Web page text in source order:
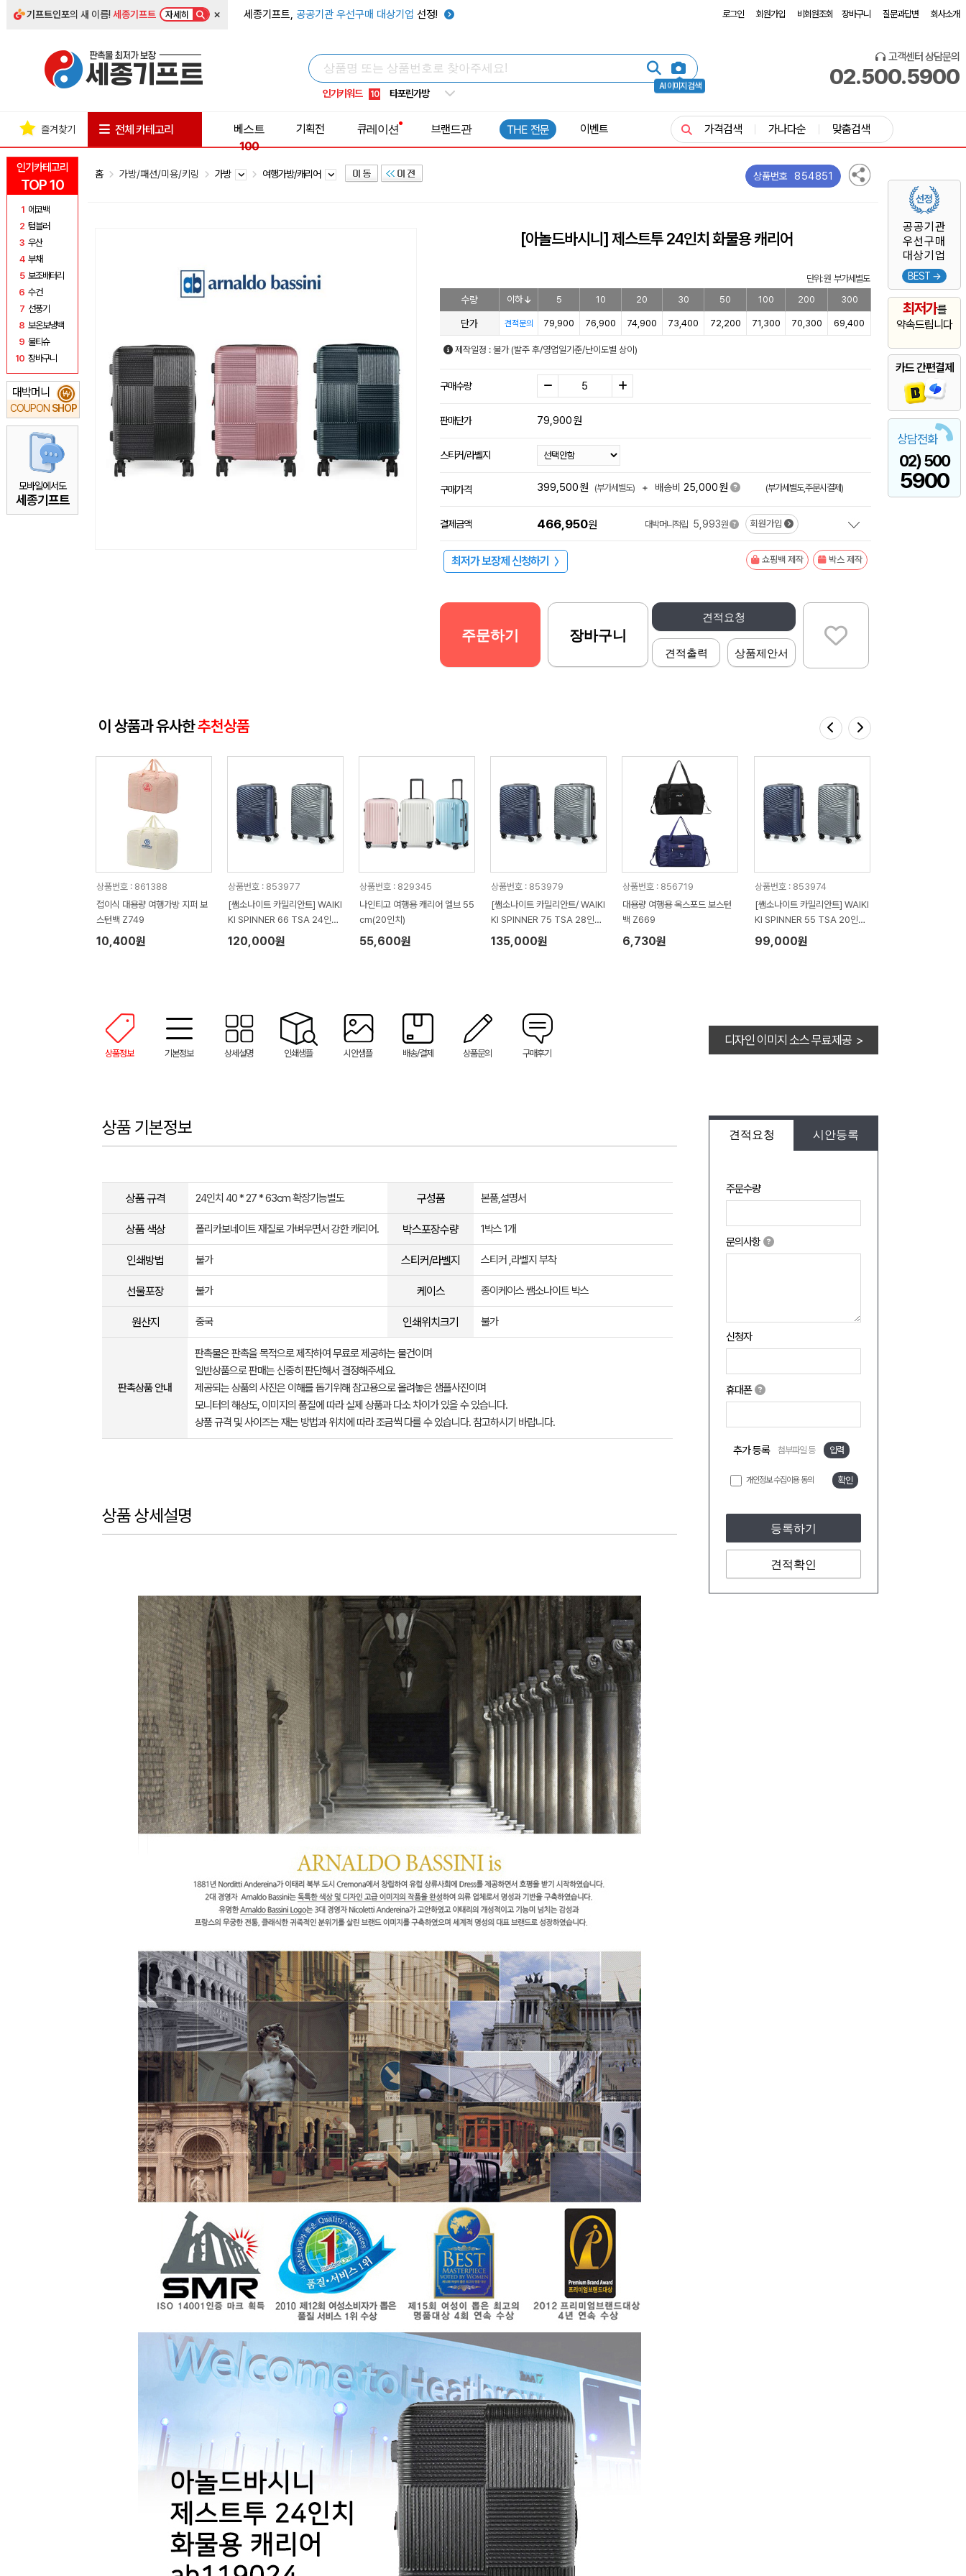
기프트인포의 새 이름!세종기프트 자세히 × 세종기프트, 공공기관 우선구매 대상기업 선정! 로그인 회원가입 비회원조회 장바구니 질문과답변 회사소개
AI 이미지 검색
인기키워드
7 텀블러
10 타포린가방
1 선풍기
고객센터 상담문의
02.500.5900
인기카테고리
TOP 10
1 에코백
2 텀블러
3 우산
4 부채
5 보조배터리
6 수건
7 선풍기
8 보온보냉백
9 물티슈
10 장바구니
대박머니
COUPON SHOP
₩
모바일에서도
세종기프트
공공기관
우선구매
대상기업
BEST →
최저가를
약속드립니다
카드 간편결제
상담전화
02) 500
5900
즐겨찾기 전체 카테고리
베스트
100
기획전 큐레이션 브랜드관 THE 전문 이벤트 가격검색 가나다순 맞춤검색
홈 가방/패션/미용/키링 가방 여행가방/캐리어 상품번호 854851
[아놀드바시니] 제스트투 24인치 화물용 캐리어
단위: 원 부가세별도
수량 이하 5 10 20 30 50 100 200 300
단가 견적문의 79,900 76,900 74,900 73,400 72,200 71,300 70,300 69,400
제작일정 : 불가 (발주 후/영업일기준/난이도별 상이)
구매수량
판매단가 79,900원
스티커/라벨지
구매가격 399,500원 (부가세별도) + 배송비 25,000원 (부가세별도,주문시결제)
결제금액 466,950원 대박머니적립 5,993원 회원가입
최저가 보장제 신청하기 〉 쇼핑백 제작 박스 제작
견적요청
견적출력 상품제안서
주문하기 장바구니
이 상품과 유사한추천상품
상품번호 : 861388
접이식 대용량 여행가방 지퍼 보
스턴백 Z749
10,400원
상품번호 : 853977
[쌤소나이트 카밀리안트] WAIKI
KI SPINNER 66 TSA 24인치
화물용 캐리어
120,000원
상품번호 : 829345
나인티고 여행용 캐리어 엘브 55
cm(20인치)
55,600원
상품번호 : 853979
[쌤소나이트 카밀리안트/ WAIKI
KI SPINNER 75 TSA 28인치
특대화물용캐리어
135,000원
상품번호 : 856719
대용량 여행용 옥스포드 보스턴
백 Z669
6,730원
상품번호 : 853974
[쌤소나이트 카밀리안트] WAIKI
KI SPINNER 55 TSA 20인치
기내용 캐리어
99,000원
상품정보 기본정보 상세설명 인쇄샘플 시안샘플 배송/결제 상품문의 구매후기
디자인 이미지 소스 무료제공 >
견적요청 시안등록
주문수량
문의사항
신청자
휴대폰
추가 등록 첨부파일 등 입력
개인정보 수집이용 동의 확인
등록하기
견적확인
상품 기본정보
상품 규격 24인치 40 * 27 * 63cm 확장기능별도 구성품 본품,설명서
상품 색상 폴리카보네이트 재질로 가벼우면서 강한 캐리어. 박스포장수량 1박스 1개
인쇄방법 불가 스티커/라벨지 스티커 ,라벨지 부착
선물포장 불가 케이스 종이케이스 쌤소나이트 박스
원산지 중국 인쇄위치크기 불가
판촉상품 안내
판촉물은 판촉을 목적으로 제작하여 무료로 제공하는 물건이며
일반상품으로 판매는 신중히 판단해서 결정해주세요.
제공되는 상품의 사진은 이해를 돕기위해 참고용으로 올려놓은 샘플사진이며
모니터의 해상도, 이미지의 품질에 따라 실제 상품과 다소 차이가 있을 수 있습니다.
상품 규격 및 사이즈는 재는 방법과 위치에 따라 조금씩 다를 수 있습니다. 참고하시기 바랍니다.
상품 상세설명